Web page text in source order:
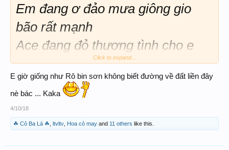
Em đang ơ đảo mưa giông gio
bão rất mạnh
Ace đang đỏ thương tình cho e
nhỏ theo vào bờ
Cam ơn ace co lòng giup đỡ tận
tình nhiều lăm
Click to expand...
E giờ giống như Rô bin sơn không biết đường về đất liền đây
nè bác ... Kaka
4/10/18
☘ Cỏ Ba Lá ☘ ltvltv Hoa cỏ may and 11 others like this.